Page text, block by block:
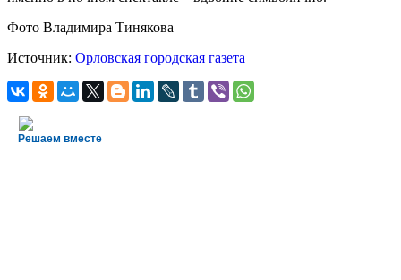
Фото Владимира Тинякова
Источник: Орловская городская газета
Решаем вместе